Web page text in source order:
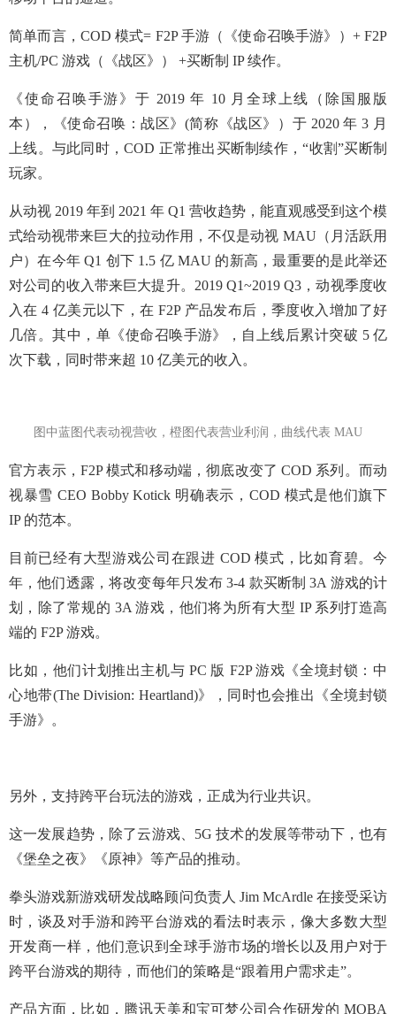
简单而言，COD 模式= F2P 手游（《使命召唤手游》）+ F2P
主机/PC 游戏（《战区》） +买断制 IP 续作。
《使命召唤手游》于 2019 年 10 月全球上线（除国服版
本），《使命召唤：战区》(简称《战区》）于 2020 年 3 月
上线。与此同时，COD 正常推出买断制续作，“收割”买断制
玩家。
从动视 2019 年到 2021 年 Q1 营收趋势，能直观感受到这个模
式给动视带来巨大的拉动作用，不仅是动视 MAU（月活跃用
户）在今年 Q1 创下 1.5 亿 MAU 的新高，最重要的是此举还
对公司的收入带来巨大提升。2019 Q1~2019 Q3，动视季度收
入在 4 亿美元以下，在 F2P 产品发布后，季度收入增加了好
几倍。其中，单《使命召唤手游》，自上线后累计突破 5 亿
次下载，同时带来超 10 亿美元的收入。
图中蓝图代表动视营收，橙图代表营业利润，曲线代表 MAU
官方表示，F2P 模式和移动端，彻底改变了 COD 系列。而动
视暴雪 CEO Bobby Kotick 明确表示，COD 模式是他们旗下
IP 的范本。
目前已经有大型游戏公司在跟进 COD 模式，比如育碧。今
年，他们透露，将改变每年只发布 3-4 款买断制 3A 游戏的计
划，除了常规的 3A 游戏，他们将为所有大型 IP 系列打造高
端的 F2P 游戏。
比如，他们计划推出主机与 PC 版 F2P 游戏《全境封锁：中
心地带(The Division: Heartland)》，同时也会推出《全境封锁
手游》。
另外，支持跨平台玩法的游戏，正成为行业共识。
这一发展趋势，除了云游戏、5G 技术的发展等带动下，也有
《堡垒之夜》《原神》等产品的推动。
拳头游戏新游戏研发战略顾问负责人 Jim McArdle 在接受采访
时，谈及对手游和跨平台游戏的看法时表示，像大多数大型
开发商一样，他们意识到全球手游市场的增长以及用户对于
跨平台游戏的期待，而他们的策略是“跟着用户需求走”。
产品方面，比如，腾讯天美和宝可梦公司合作研发的 MOBA